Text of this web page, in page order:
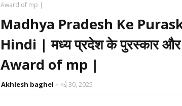
Award of mp |
Madhya Pradesh Ke
Hindi | मध्य प्रदेश के पुरस्कार
Award of mp |
Akhlesh baghel मई 30, 2025